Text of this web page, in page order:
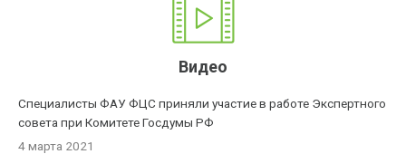
Видео
Специалисты ФАУ ФЦС приняли участие в работе Экспертного
совета при Комитете Госдумы РФ
4 марта 2021